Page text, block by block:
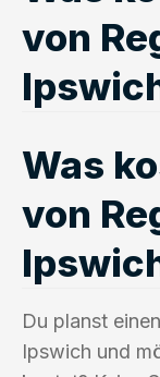
von
Was
von
Du planst
Ipswich und